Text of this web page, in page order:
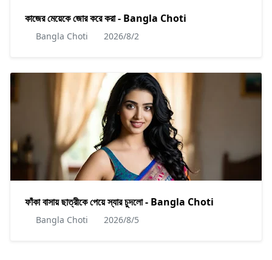
কাজের মেয়েকে জোর করে করা - Bangla Choti
Bangla Choti 2026/8/2
ফাঁকা বাসায় ছাত্রীকে পেয়ে স্যার চুদলো - Bangla Choti
Bangla Choti 2026/8/5